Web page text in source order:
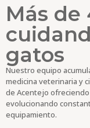
Más de
gatos
Nuestro equipo
medicina veterinaria y
de Acentejo
evolucionando
equipamiento.